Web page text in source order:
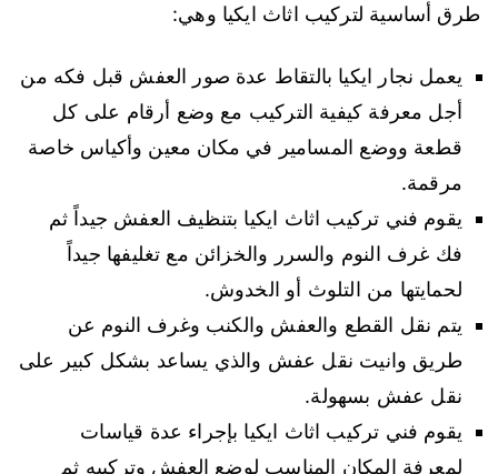
طرق أساسية لتركيب اثاث ايكيا وهي:
يعمل نجار ايكيا بالتقاط عدة صور العفش قبل فكه من
أجل معرفة كيفية التركيب مع وضع أرقام على كل
قطعة ووضع المسامير في مكان معين وأكياس خاصة
مرقمة.
يقوم فني تركيب اثاث ايكيا بتنظيف العفش جيداً ثم
فك غرف النوم والسرر والخزائن مع تغليفها جيداً
لحمايتها من التلوث أو الخدوش.
يتم نقل القطع والعفش والكنب وغرف النوم عن
طريق وانيت نقل عفش والذي يساعد بشكل كبير على
نقل عفش بسهولة.
يقوم فني تركيب اثاث ايكيا بإجراء عدة قياسات
لمعرفة المكان المناسب لوضع العفش وتركيبه ثم